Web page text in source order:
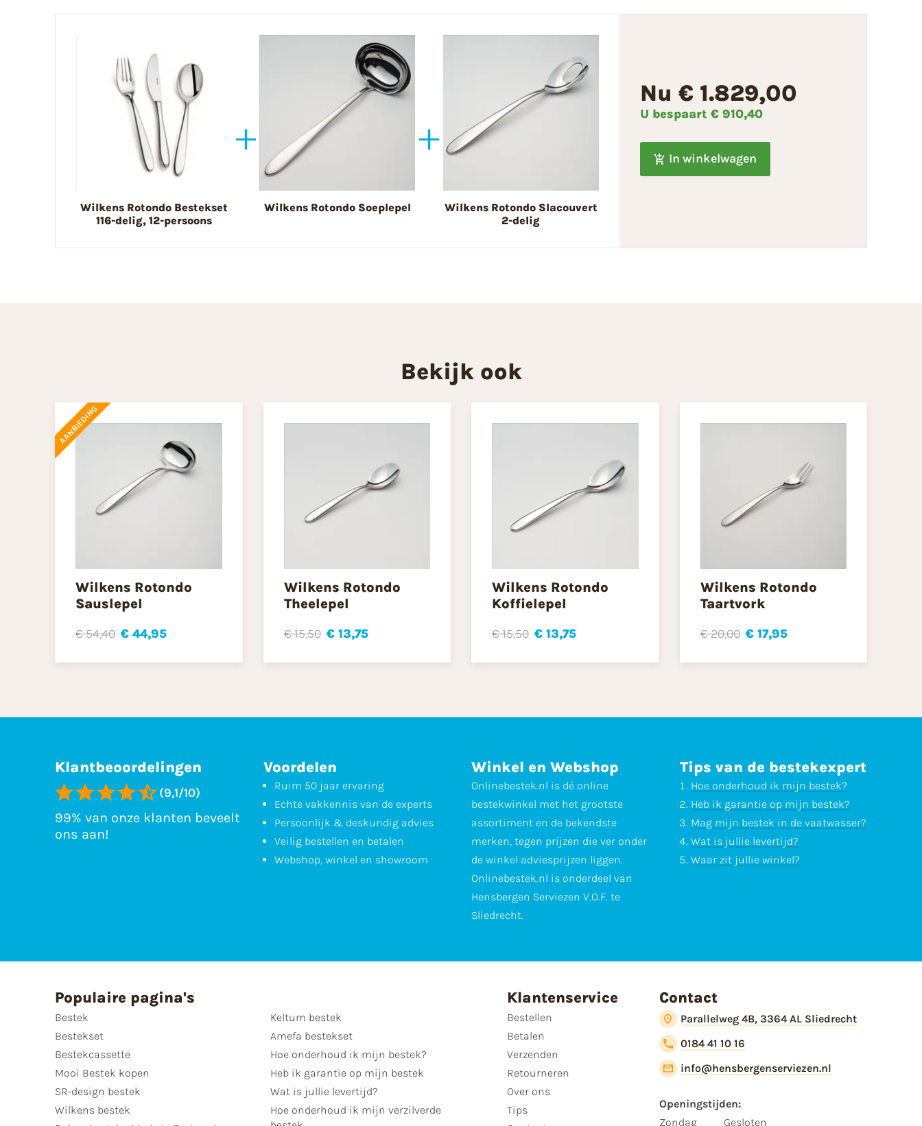
Wilkens Rotondo Bestekset
116-delig, 12-persoons
Wilkens Rotondo Soeplepel
Wilkens Rotondo Slacouvert
2-delig
Nu € 1.829,00
U bespaart € 910,40
In winkelwagen
Bekijk ook
AANBIEDING
Wilkens Rotondo
Sauslepel
€ 54,40 € 44,95
Wilkens Rotondo
Theelepel
€ 15,50 € 13,75
Wilkens Rotondo
Koffielepel
€ 15,50 € 13,75
Wilkens Rotondo
Taartvork
€ 20,00 € 17,95
Klantbeoordelingen
(9,1/10)
99% van onze klanten beveelt
ons aan!
Voordelen
Ruim 50 jaar ervaring
Echte vakkennis van de experts
Persoonlijk & deskundig advies
Veilig bestellen en betalen
Webshop, winkel en showroom
Winkel en Webshop
Onlinebestek.nl is dé online
bestekwinkel met het grootste
assortiment en de bekendste
merken, tegen prijzen die ver onder
de winkel adviesprijzen liggen.
Onlinebestek.nl is onderdeel van
Hensbergen Serviezen V.O.F. te
Sliedrecht.
Tips van de bestekexpert
Hoe onderhoud ik mijn bestek?
Heb ik garantie op mijn bestek?
Mag mijn bestek in de vaatwasser?
Wat is jullie levertijd?
Waar zit jullie winkel?
Populaire pagina's
Bestek
Bestekset
Bestekcassette
Mooi Bestek kopen
SR-design bestek
Wilkens bestek
Keltum bestek
Amefa bestekset
Hoe onderhoud ik mijn bestek?
Heb ik garantie op mijn bestek
Wat is jullie levertijd?
Hoe onderhoud ik mijn verzilverde
Klantenservice
Bestellen
Betalen
Verzenden
Retourneren
Over ons
Tips
Contact
Parallelweg 4B, 3364 AL Sliedrecht
0184 41 10 16
info@hensbergenserviezen.nl
Openingstijden:
Zondag
Gesloten